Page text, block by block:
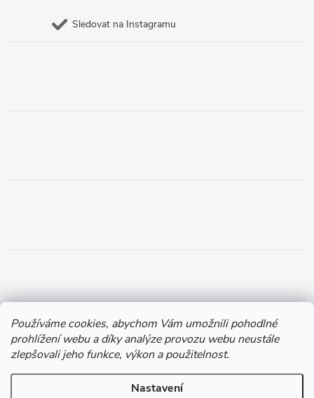
Používáme cookies, abychom Vám umožnili pohodlné
prohlížení webu a díky analýze provozu webu neustále
zlepšovali jeho funkce, výkon a použitelnost.
Nastavení
Sledovat na Instagramu